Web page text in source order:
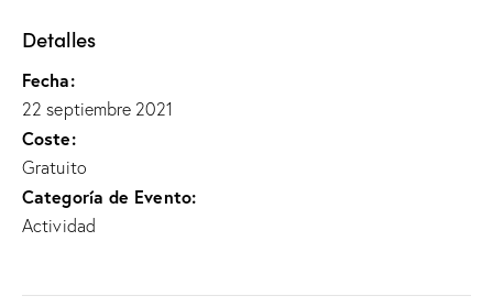
Detalles
Fecha:
22 septiembre 2021
Coste:
Gratuito
Categoría de Evento:
Actividad